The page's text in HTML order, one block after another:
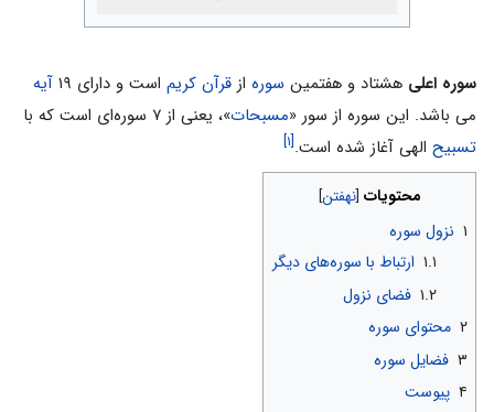
سوره اعلی هشتاد و هفتمین سوره از قرآن کریم است و دارای ۱۹
آیه
می باشد. این سوره از سور «مسبحات»، یعنى از ۷ سوره‌اى است که با
تسبیح الهى آغاز شده است.[۱]
محتویات
۱ نزول سوره
۱.۱ ارتباط با سوره‌های دیگر
۱.۲ فضاى نزول
۲ محتواى سوره
۳ فضایل سوره
۴ پیوست